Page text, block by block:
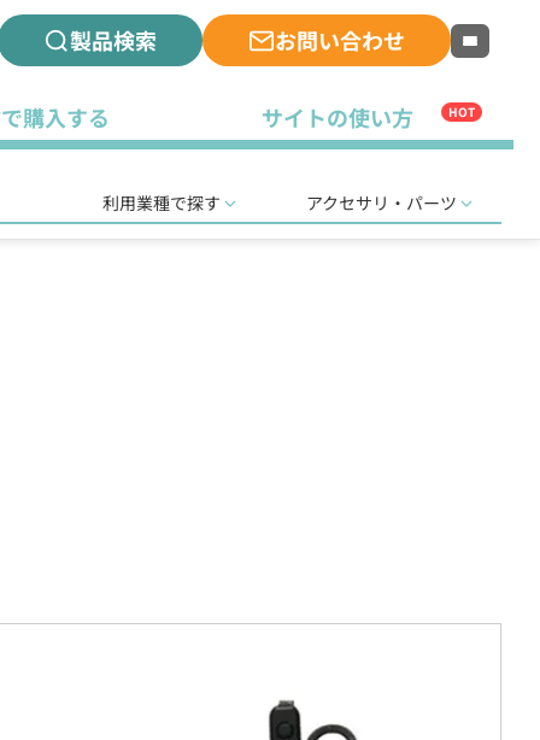
製品検索 お問い合わせ
購入する サイトの使い方 HOT
利用業種で探す アクセサリ・パーツ